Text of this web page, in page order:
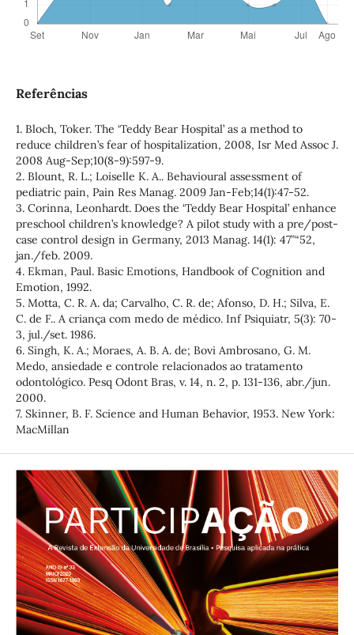
Referências
1. Bloch, Toker. The ‘Teddy Bear Hospital’ as a method to
reduce children’s fear of hospitalization, 2008, Isr Med Assoc J.
2008 Aug-Sep;10(8-9):597-9.
2. Blount, R. L.; Loiselle K. A.. Behavioural assessment of
pediatric pain, Pain Res Manag. 2009 Jan-Feb;14(1):47-52.
3. Corinna, Leonhardt. Does the ‘Teddy Bear Hospital’ enhance
preschool children’s knowledge? A pilot study with a pre/post-
case control design in Germany, 2013 Manag. 14(1): 47”“52,
jan./feb. 2009.
4. Ekman, Paul. Basic Emotions, Handbook of Cognition and
Emotion, 1992.
5. Motta, C. R. A. da; Carvalho, C. R. de; Afonso, D. H.; Silva, E.
C. de F.. A criança com medo de médico. Inf Psiquiatr, 5(3): 70-
3, jul./set. 1986.
6. Singh, K. A.; Moraes, A. B. A. de; Bovi Ambrosano, G. M.
Medo, ansiedade e controle relacionados ao tratamento
odontológico. Pesq Odont Bras, v. 14, n. 2, p. 131-136, abr./jun.
2000.
7. Skinner, B. F. Science and Human Behavior, 1953. New York:
MacMillan